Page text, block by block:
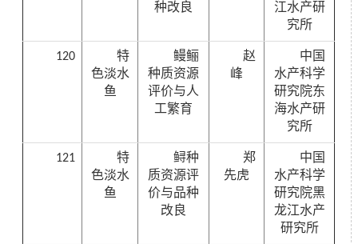
种改良
江水产研
究所
120
特
色淡水
鱼
鳗鲡
种质资源
评价与人
工繁育
赵
峰
中国
水产科学
研究院东
海水产研
究所
121
特
色淡水
鱼
鲟种
质资源评
价与品种
改良
郑
先虎
中国
水产科学
研究院黑
龙江水产
研究所